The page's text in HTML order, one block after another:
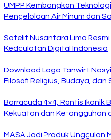
UMPP Kembangkan
Pengelolaan Air Minum dan
Satelit Nusantara Lima
Kedaulatan Digital Indonesia
Download Logo Tanwir II
Filosofi Religius, Budaya,
Barracuda 4×4, Rantis Ikonik
Kekuatan dan Ketangguhan
MASA Jadi Produk Unggulan